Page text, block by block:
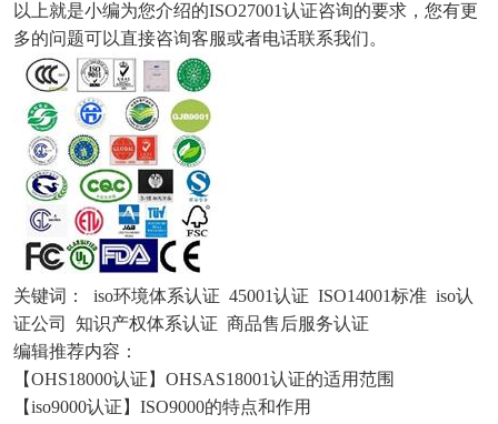
以上就是小编为您介绍的ISO27001认证咨询的要求 ，您有更
多的问题可以直接咨询客服或者电话联系我们。
关键词： iso环境体系认证 45001认证 ISO14001标准 iso认
证公司
知识产权体系认证 商品售后服务认证
编辑推荐内容：
【OHS18000认证】OHSAS18001认证的适用范围
【iso9000认证】ISO9000的特点和作用